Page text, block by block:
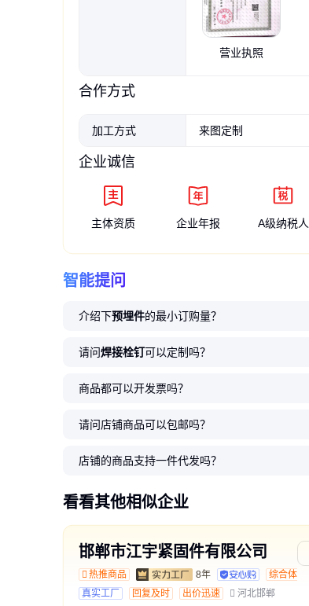
营业执照
合作方式
加工方式 来图定制
企业诚信
主体资质 企业年报 A级纳税人
智能提问
介绍下预埋件的最小订购量？
请问焊接栓钉可以定制吗？
商品都可以开发票吗？
请问店铺商品可以包邮吗？
店铺的商品支持一件代发吗？
看看其他相似企业
邯郸市江宇紧固件有限公司
热推商品 8年 综合体验
真实工厂 回复及时 出价迅速 河北邯郸